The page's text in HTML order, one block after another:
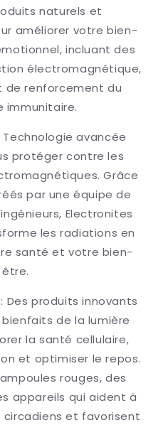
naturels et
améliorer votre bien-
incluant des
électromagnétique,
renforcement du
immunitaire.
Technologie avancée
protéger contre les
Grâce
par une équipe de
Electronites
les radiations en
santé et votre bien-
être.
: Des produits innovants
de la lumière
la santé cellulaire,
et optimiser le repos.
rouges, des
appareils qui aident à
circadiens et favorisent